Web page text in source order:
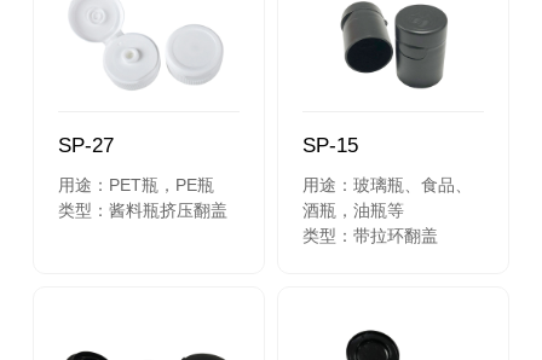
SP-27
用途：PET瓶，PE瓶
类型：酱料瓶挤压翻盖
SP-15
用途：玻璃瓶、食品、
酒瓶，油瓶等
类型：带拉环翻盖